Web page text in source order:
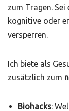
zum Tragen.
kognitive oder
versperren.
Ich biete als
zusätzlich zum
Biohacks: